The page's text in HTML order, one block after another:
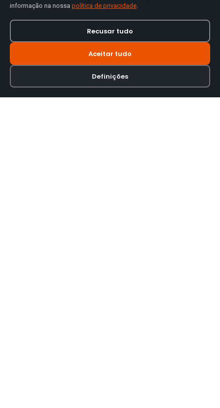
informação na nossa política de privacidade.
Recusar tudo
Aceitar tudo
Definições